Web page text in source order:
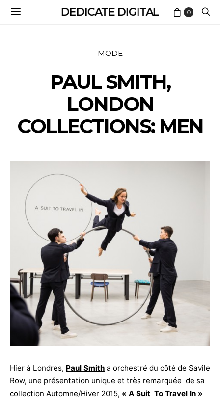
DEDICATE DIGITAL 0
MODE
PAUL SMITH,
LONDON
COLLECTIONS: MEN
Hier à Londres, Paul Smith a orchestré du côté de Savile
Row, une présentation unique et très remarquée de sa
collection Automne/Hiver 2015, « A Suit To Travel In »